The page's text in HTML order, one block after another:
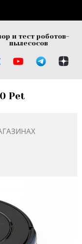
и тест роботов-
пылесосов
Pet